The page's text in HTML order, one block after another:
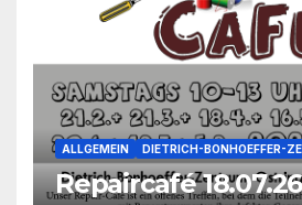
ALLGEMEIN DIETRICH-BONHOEFFER-
Repaircafé 18.07.26